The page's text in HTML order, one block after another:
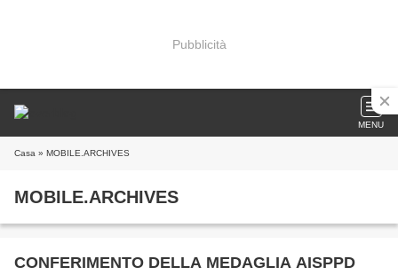
Pubblicità
MENU
Casa » MOBILE.ARCHIVES
MOBILE.ARCHIVES
CONFERIMENTO DELLA MEDAGLIA AISPPD